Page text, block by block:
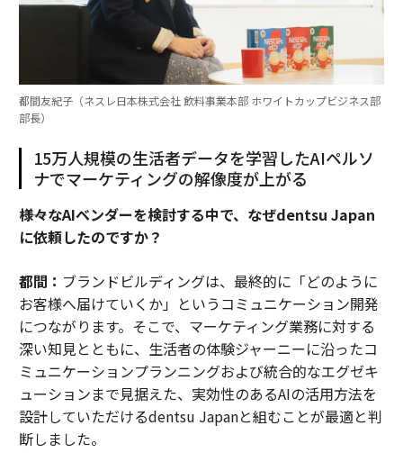
都間友紀子（ネスレ日本株式会社 飲料事業本部 ホワイトカップビジネス部
部長）
15万人規模の生活者データを学習したAIペルソ
ナでマーケティングの解像度が上がる
――様々なAIベンダーを検討する中で、なぜdentsu Japan
に依頼したのですか？
都間： ブランドビルディングは、最終的に「どのように
お客様へ届けていくか」というコミュニケーション開発
につながります。そこで、マーケティング業務に対する
深い知見とともに、生活者の体験ジャーニーに沿ったコ
ミュニケーションプランニングおよび統合的なエグゼキ
ューションまで見据えた、実効性のあるAIの活用方法を
設計していただけるdentsu Japanと組むことが最適と判
断しました。